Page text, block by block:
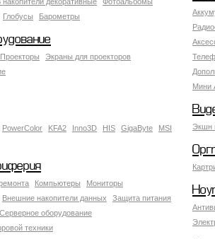
Глобусы Барометры
Мини
Проекторы
Экраны для проекторов
Экшн
PowerColor KFA2 Inno3D HIS GigaByte
MSI
Компьютеры
Мониторы
Внешние накопители данных
Защита питания
Серверное оборудование
техники